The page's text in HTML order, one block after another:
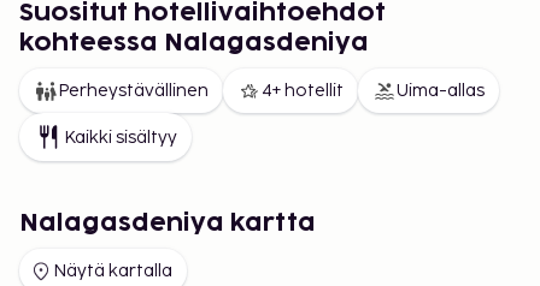
Suositut hotellivaihtoehdot
kohteessa Nalagasdeniya
Perheystävällinen 4+ hotellit Uima-allas
Kaikki sisältyy
Nalagasdeniya kartta
Näytä kartalla